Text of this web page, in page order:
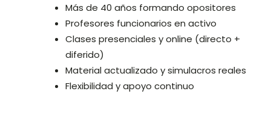
Más de 40 años formando opositores
Profesores funcionarios en activo
Clases presenciales y online (directo +
diferido)
Material actualizado y simulacros reales
Flexibilidad y apoyo continuo